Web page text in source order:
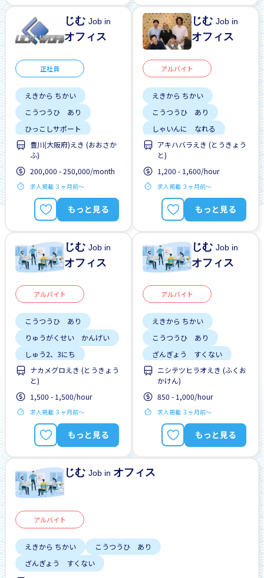
じむJob in
オフィス
正社員
えきから ちかい
こうつうひ あり
ひっこしサポート
がいこくじんが いる
じてんしゃ OK
土日祝 やすみ
男性かんげい
車通勤
豊川(大阪府)えき (おおさか
ふ)
200,000 - 250,000/month
求人掲載 ３ヶ月前〜
もっと見る
じむJob in
オフィス
アルバイト
えきから ちかい
こうつうひ あり
しゃいんに なれる
がいこくじんが いる
ざんぎょう すくない
はじめて OK
アキハバラえき (とうきょう
と)
1,200 - 1,600/hour
求人掲載 ３ヶ月前〜
もっと見る
じむJob in
オフィス
アルバイト
こうつうひ あり
りゅうがくせい かんげい
しゅう2、3にち
はじめて OK
女性かんげい
ナカメグロえき (とうきょう
と)
1,500 - 1,500/hour
求人掲載 ３ヶ月前〜
もっと見る
じむJob in
オフィス
アルバイト
えきから ちかい
こうつうひ あり
ざんぎょう すくない
はじめて OK
ニシテツヒラオえき (ふくお
かけん)
850 - 1,000/hour
求人掲載 ３ヶ月前〜
もっと見る
じむJob in オフィス
アルバイト
えきから ちかい
こうつうひ あり
ざんぎょう すくない